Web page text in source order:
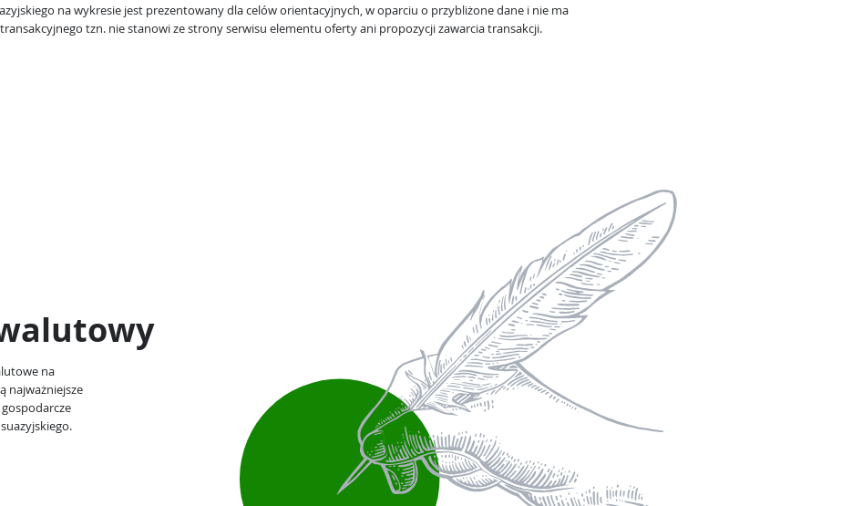
na wykresie jest prezentowany dla celów orientacyjnych, w oparciu o przybliżone dane i nie ma
tzn. nie stanowi ze strony serwisu elementu oferty ani propozycji zawarcia transakcji.
na
najważniejsze